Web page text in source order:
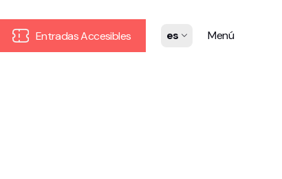
Entradas Accesibles es Menú